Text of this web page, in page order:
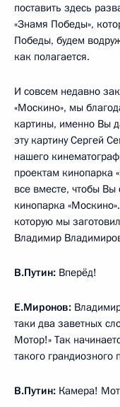
поставить здесь
«Знамя Победы»,
Победы, будем
как полагается.
И совсем недавно
«Москино», мы
картины, именно Вы
эту картину Сергей
нашего
проектам кинопарка
все вместе, чтобы Вы
кинопарка
которую мы
Владимир
В.Путин: Вперёд!
Е.Миронов:
таки два заветных
Мотор!» Так
такого грандиозного
В.Путин: Камера!